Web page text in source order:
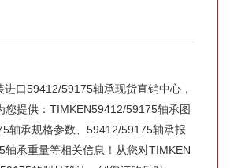
59412/59175轴承现货直销中心，
您提供：TIMKEN59412/59175轴承图
轴承规格参数、59412/59175轴承报
轴承重量等相关信息！从您对TIMKEN